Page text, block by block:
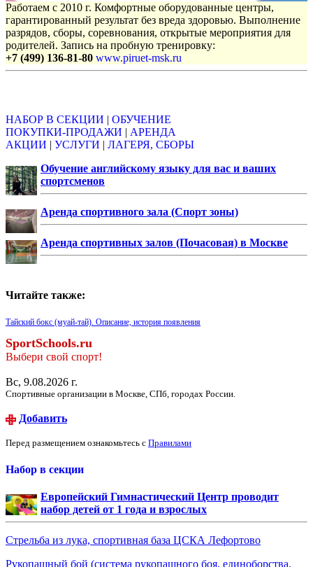
Работаем с 2010 г. Комфортные оборудованные центры,
гарантированный результат без вреда здоровью. Выполнение
разрядов, сборы, соревнования, открытые мероприятия для
родителей. Запись на пробную тренировку:
+7 (499) 136-81-80 www.piruet-msk.ru
НАБОР В СЕКЦИИ | ОБУЧЕНИЕ
ПОКУПКИ-ПРОДАЖИ | АРЕНДА
АКЦИИ | УСЛУГИ | ЛАГЕРЯ, СБОРЫ
Обучение английскому языку для вас и ваших
спортсменов
Аренда спортивного зала (Спорт зоны)
Аренда спортивных залов (Почасовая) в Москве
Читайте также:
Тайский бокс (муай-тай). Описание, история появления
SportSchools.ru
Выбери свой спорт!
Вс, 9.08.2026 г.
Спортивные организации в Москве, СПб, городах России.
Добавить
Перед размещением ознакомьтесь с Правилами
Набор в секции
Европейский Гимнастический Центр проводит
набор детей от 1 года и взрослых
Стрельба из лука, спортивная база ЦСКА Лефортово
Рукопашный бой (система рукопашного боя, единоборства,